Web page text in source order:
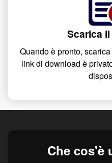
Scarica
Quando è pronto,
link di download è
Che cos'è